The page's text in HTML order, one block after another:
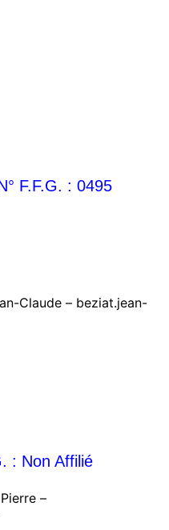
F.F.G. : 0495
Claude – beziat.jean-
: Non Affilié
–